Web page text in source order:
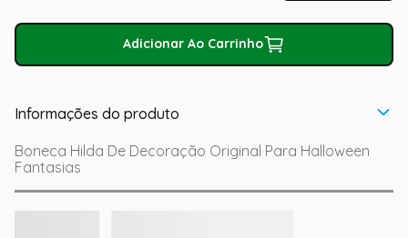
Adicionar Ao Carrinho
Informações do produto
Boneca Hilda De Decoração Original Para Halloween
Fantasias